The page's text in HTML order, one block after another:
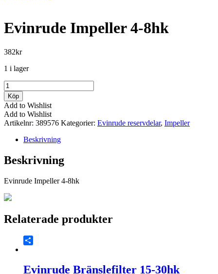
Evinrude Impeller 4-8hk
382kr
1 i lager
Evinrude
Impeller
4-
8hk
mängd
Köp
Add to Wishlist
Add to Wishlist
Artikelnr: 389576 Kategorier: Evinrude reservdelar, Impeller
Beskrivning
Beskrivning
Evinrude Impeller 4-8hk
Relaterade produkter
Evinrude Bränslefilter 15-30hk